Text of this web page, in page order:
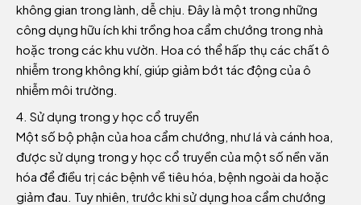
không gian trong lành, dễ chịu. Đây là một trong những
công dụng hữu ích khi trồng hoa cẩm chướng trong nhà
hoặc trong các khu vườn. Hoa có thể hấp thụ các chất ô
nhiễm trong không khí, giúp giảm bớt tác động của ô
nhiễm môi trường.
Sử dụng trong y học cổ truyền
Một số bộ phận của hoa cẩm chướng, như lá và cánh hoa,
được sử dụng trong y học cổ truyền của một số nền văn
hóa để điều trị các bệnh về tiêu hóa, bệnh ngoài da hoặc
giảm đau. Tuy nhiên, trước khi sử dụng hoa cẩm chướng